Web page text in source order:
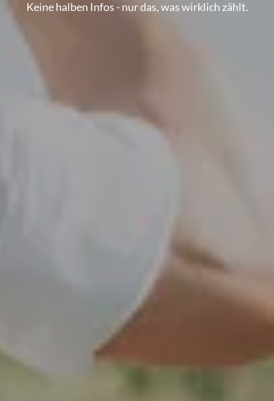
Keine halben Infos - nur das, was wirklich zählt.